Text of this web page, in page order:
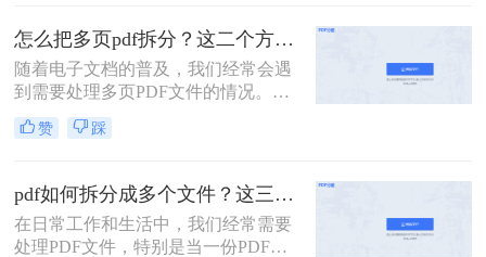
面，我将详细介绍怎么把一个大的pdf
拆分。
怎么把多页pdf拆分？这二个方法教你轻松拆分！
随着电子文档的普及，我们经常会遇
到需要处理多页PDF文件的情况。无
论是为了方便阅读或编辑，还是为了
分发文件，拆分PDF文件都是一个很
分呢？在本文中，我们将介绍一些简
单而有效的方法，帮助你快速拆分多
页PDF文件。
赞 踩
pdf如何拆分成多个文件？这三种方法教你轻松拆分！
在日常工作和生活中，我们经常需要
处理PDF文件，特别是当一份PDF文